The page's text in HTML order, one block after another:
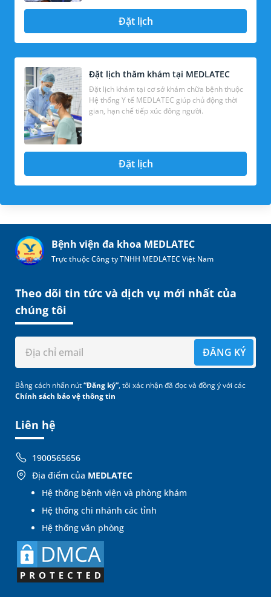
Đặt lịch
Đặt lịch thăm khám tại MEDLATEC
Đặt lịch khám tại cơ sở khám chữa bệnh thuộc
Hệ thống Y tế MEDLATEC giúp chủ động thời
gian, hạn chế tiếp xúc đông người.
Đặt lịch
Bệnh viện đa khoa MEDLATEC
Trực thuộc Công ty TNHH MEDLATEC Việt Nam
Liên hệ
1900565656
Địa điểm của MEDLATEC
Hệ thống bệnh viện và phòng khám
Hệ thống chi nhánh các tỉnh
Hệ thống văn phòng
Theo dõi tin tức và dịch vụ mới nhất của
chúng tôi
ĐĂNG KÝ
Bằng cách nhấn nút“Đăng ký”, tôi xác nhận đã đọc và đồng ý với các
Chính sách bảo vệ thông tin